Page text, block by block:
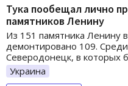
Тука пообещал лично
памятников Ленину
Из 151 памятника Ленину
демонтировано 109.
Северодонецк, в которых
Украина